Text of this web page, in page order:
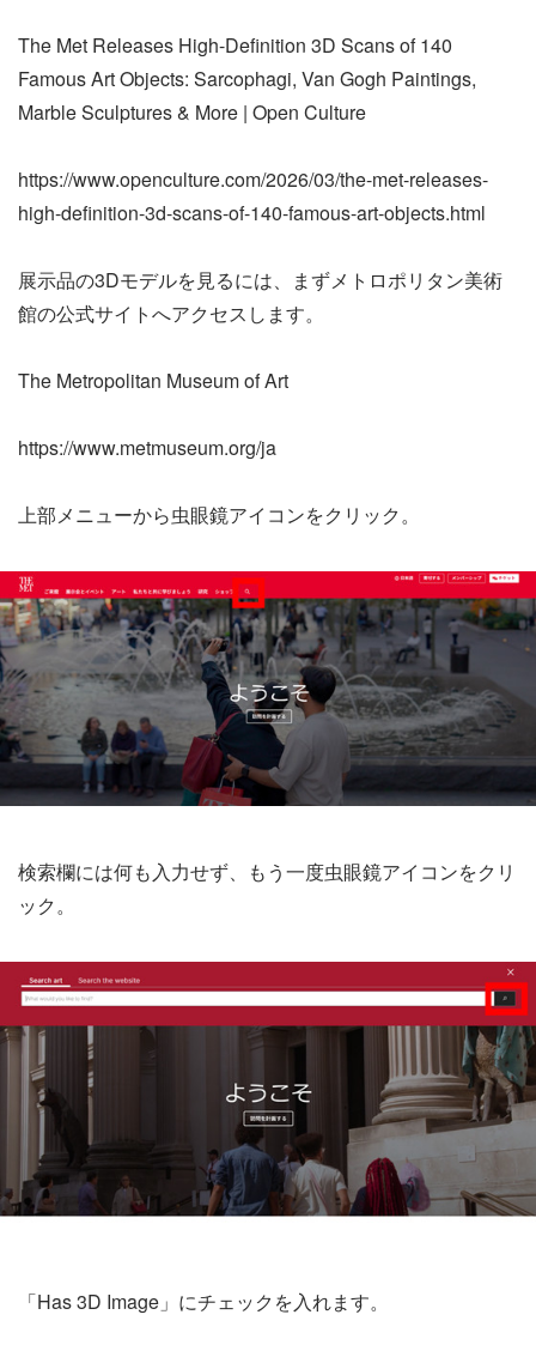
The Met Releases High-Definition 3D Scans of 140
Famous Art Objects: Sarcophagi, Van Gogh Paintings,
Marble Sculptures & More | Open Culture
https://www.openculture.com/2026/03/the-met-releases-
high-definition-3d-scans-of-140-famous-art-objects.html
展示品の3Dモデルを見るには、まずメトロポリタン美術
館の公式サイトへアクセスします。
The Metropolitan Museum of Art
https://www.metmuseum.org/ja
上部メニューから虫眼鏡アイコンをクリック。
検索欄には何も入力せず、もう一度虫眼鏡アイコンをクリ
ック。
「Has 3D Image」にチェックを入れます。